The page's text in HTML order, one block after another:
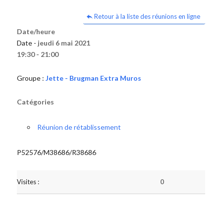
Retour à la liste des réunions en ligne
Date/heure
Date - jeudi 6 mai 2021
19:30 - 21:00
Groupe : Jette - Brugman Extra Muros
Catégories
Réunion de rétablissement
P52576/M38686/R38686
Visites : 0